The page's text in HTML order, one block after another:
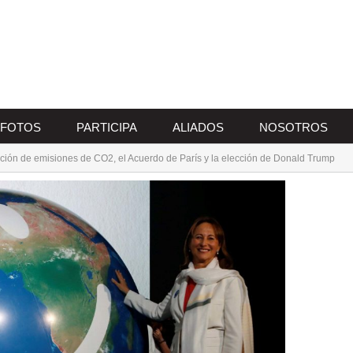
FOTOS PARTICIPA ALIADOS NOSOTROS
de emisiones de CO2, el Acuerdo de París y la elección de Donald Trump